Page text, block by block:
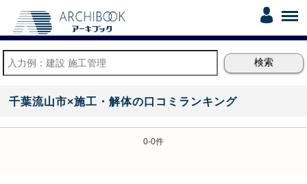
千葉流山市×施工・解体の口コミランキング
0-0件